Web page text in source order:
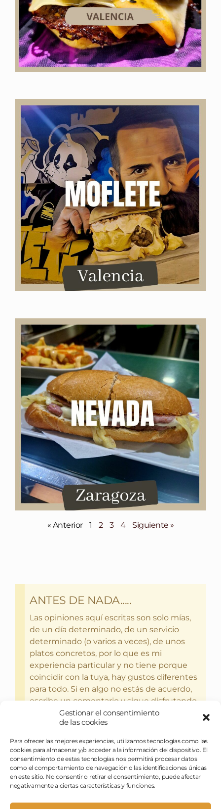
Gestionar el consentimiento
de las cookies
Para ofrecer las mejores experiencias, utilizamos tecnologías como las
cookies para almacenar y/o acceder a la información del dispositivo. El
consentimiento de estas tecnologías nos permitirá procesar datos
como el comportamiento de navegación o las identificaciones únicas
en este sitio. No consentir o retirar el consentimiento, puede afectar
negativamente a ciertas características y funciones.
« Anterior 1 2 3 4 Siguiente »
ANTES DE NADA.....
Las opiniones aquí escritas son solo mías,
de un día determinado, de un servicio
determinado (o varios a veces), de unos
platos concretos, por lo que es mi
experiencia particular y no tiene porque
coincidir con la tuya, hay gustos diferentes
para todo. Si en algo no estás de acuerdo,
escribe un comentario y sigue disfrutando
del bebercio y el glotoneo.